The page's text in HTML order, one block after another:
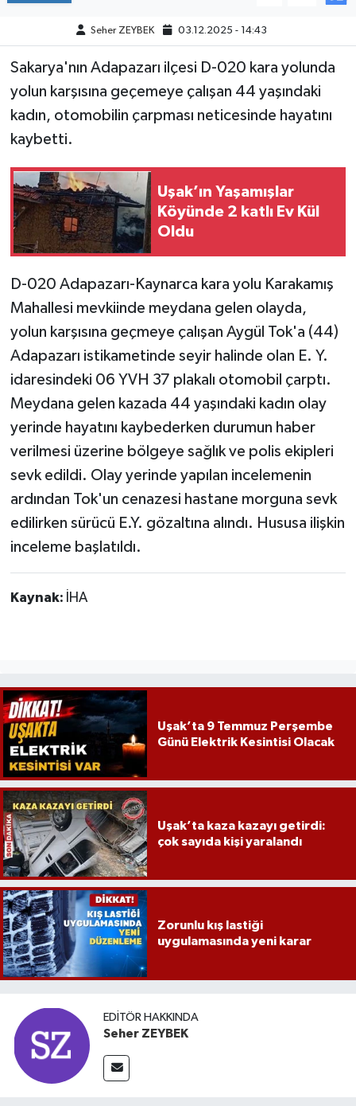
Seher ZEYBEK 03.12.2025 - 14:43
Sakarya'nın Adapazarı ilçesi D-020 kara yolunda
yolun karşısına geçemeye çalışan 44 yaşındaki
kadın, otomobilin çarpması neticesinde hayatını
kaybetti.
Uşak’ın Yaşamışlar
Köyünde 2 katlı Ev Kül
Oldu
D-020 Adapazarı-Kaynarca kara yolu Karakamış
Mahallesi mevkiinde meydana gelen olayda,
yolun karşısına geçmeye çalışan Aygül Tok'a (44)
Adapazarı istikametinde seyir halinde olan E. Y.
idaresindeki 06 YVH 37 plakalı otomobil çarptı.
Meydana gelen kazada 44 yaşındaki kadın olay
yerinde hayatını kaybederken durumun haber
verilmesi üzerine bölgeye sağlık ve polis ekipleri
sevk edildi. Olay yerinde yapılan incelemenin
ardından Tok'un cenazesi hastane morguna sevk
edilirken sürücü E.Y. gözaltına alındı. Hususa ilişkin
inceleme başlatıldı.
Kaynak: İHA
Uşak’ta 9 Temmuz Perşembe
Günü Elektrik Kesintisi Olacak
Uşak’ta kaza kazayı getirdi:
çok sayıda kişi yaralandı
Zorunlu kış lastiği
uygulamasında yeni karar
EDITÖR HAKKINDA
Seher ZEYBEK